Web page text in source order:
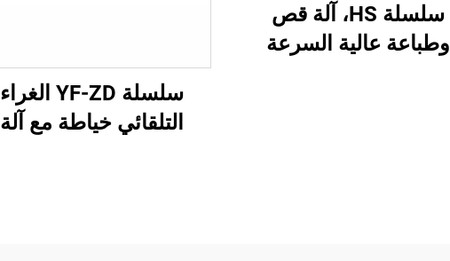
سلسلة HS، آلة قص
وطباعة عالية السرعة
سلسلة YF-ZD الغراء
التلقائي خياطة مع آلة